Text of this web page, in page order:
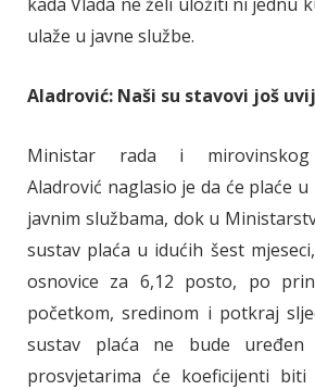
ulaže u javne službe.
Aladrović: Naši su stavovi još
Ministar rada i
Aladrović naglasio je da će plaće
javnim službama, dok u
sustav plaća u idućih šest
osnovice za 6,12 posto, po
početkom, sredinom i potkraj
sustav plaća ne bude
prosvjetarima će koeficijenti biti